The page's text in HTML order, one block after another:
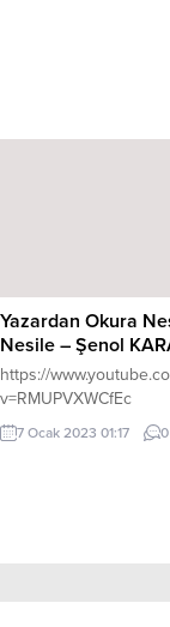
Yazardan Okura
Nesile – Şenol
https://
v=RMUPVXWCfEc
7 Ocak 2023 01:17 0